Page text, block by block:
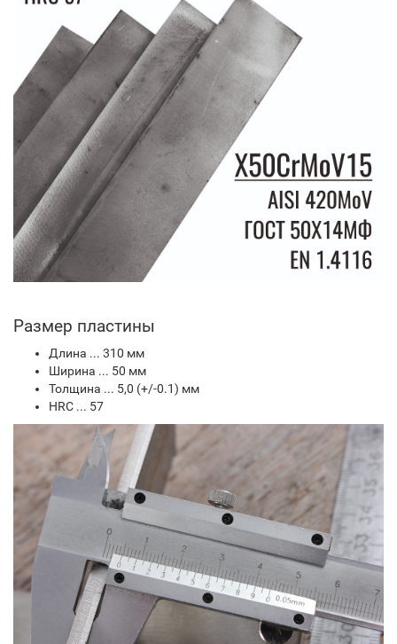
Размер пластины
Длина ... 310 мм
Ширина ... 50 мм
Толщина ... 5,0 (+/-0.1) мм
HRC ... 57